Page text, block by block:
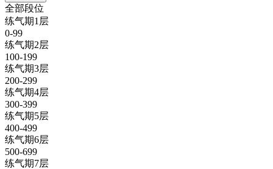
全部段位
练气期1层
0-99
练气期2层
100-199
练气期3层
200-299
练气期4层
300-399
练气期5层
400-499
练气期6层
500-699
练气期7层